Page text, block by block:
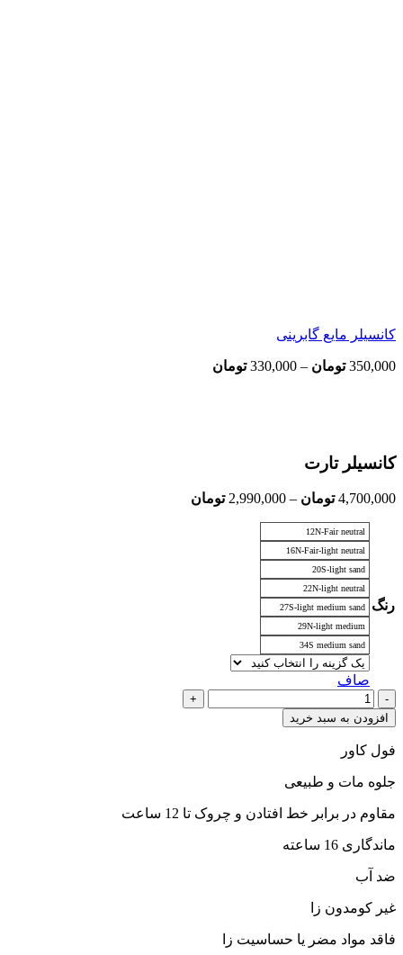
کانسیلر مایع گابرینی
350,000 تومان –
330,000 تومان
کانسیلر تارت
4,700,000 تومان –
2,990,000 تومان
رنگ
12N-Fair neutral
16N-Fair-light neutral
20S-light sand
22N-light neutral
27S-light medium sand
29N-light medium
34S medium sand
صاف
کانسیلر
تارت
عدد
افزودن به سبد خرید
فول کاور
جلوه مات و طبیعی
مقاوم در برابر خط افتادن و چروک تا 12 ساعت
ماندگاری 16 ساعته
ضد آب
غیر کومدون زا
فاقد مواد مضر یا حساسیت‌ زا